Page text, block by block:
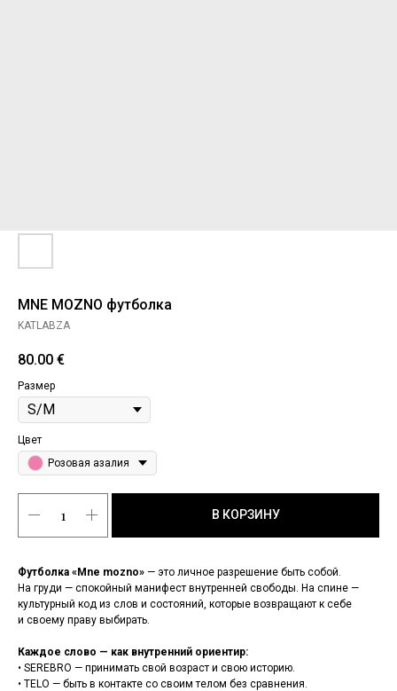
MNE MOZNO футболка
KATLABZA
80.00 €
Размер
Цвет
Розовая азалия
В КОРЗИНУ
Футболка «Mne mozno» — это личное разрешение быть собой.
На груди — спокойный манифест внутренней свободы. На спине —
культурный код из слов и состояний, которые возвращают к себе
и своему праву выбирать.
Каждое слово — как внутренний ориентир:
• SEREBRO — принимать свой возраст и свою историю.
• TELO — быть в контакте со своим телом без сравнения.